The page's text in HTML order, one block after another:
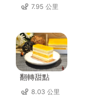
7.95 公里
翻轉甜點
8.03 公里